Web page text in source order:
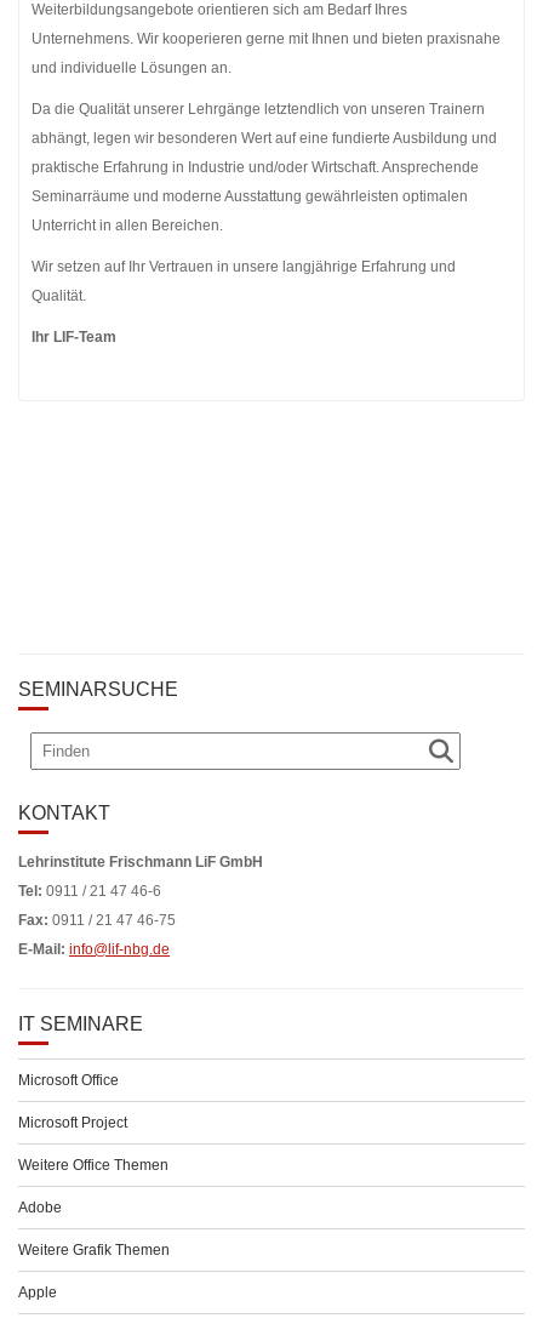
Weiterbildungsangebote orientieren sich am Bedarf Ihres
Unternehmens. Wir kooperieren gerne mit Ihnen und bieten praxisnahe
und individuelle Lösungen an.
Da die Qualität unserer Lehrgänge letztendlich von unseren Trainern
abhängt, legen wir besonderen Wert auf eine fundierte Ausbildung und
praktische Erfahrung in Industrie und/oder Wirtschaft. Ansprechende
Seminarräume und moderne Ausstattung gewährleisten optimalen
Unterricht in allen Bereichen.
Wir setzen auf Ihr Vertrauen in unsere langjährige Erfahrung und
Qualität.
Ihr LIF-Team
SEMINARSUCHE
KONTAKT
Lehrinstitute Frischmann LiF GmbH
Tel: 0911 / 21 47 46-6
Fax: 0911 / 21 47 46-75
E-Mail: info@lif-nbg.de
IT SEMINARE
Microsoft Office
Microsoft Project
Weitere Office Themen
Adobe
Weitere Grafik Themen
Apple